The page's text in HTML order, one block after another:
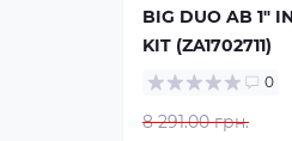
BIG DUO AB 1"
KIT (ZA1702711)
0
8 291.00 грн.